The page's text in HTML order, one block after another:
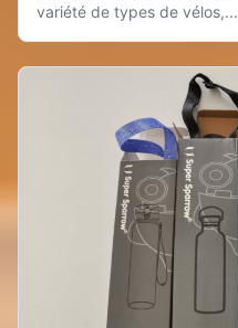
variété de types de vélos,...